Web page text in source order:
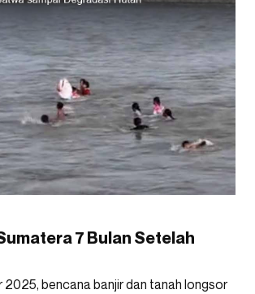
7 Bulan Setelah
2025, bencana banjir dan tanah longsor